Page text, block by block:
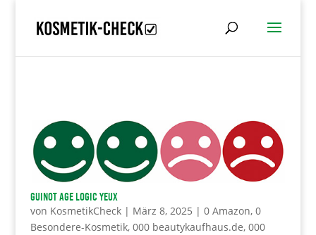
GUINOT Age Logic Yeux
von KosmetikCheck| März 8, 2025 | 0 Amazon, 0
Besondere-Kosmetik, 000 beautykaufhaus.de, 000